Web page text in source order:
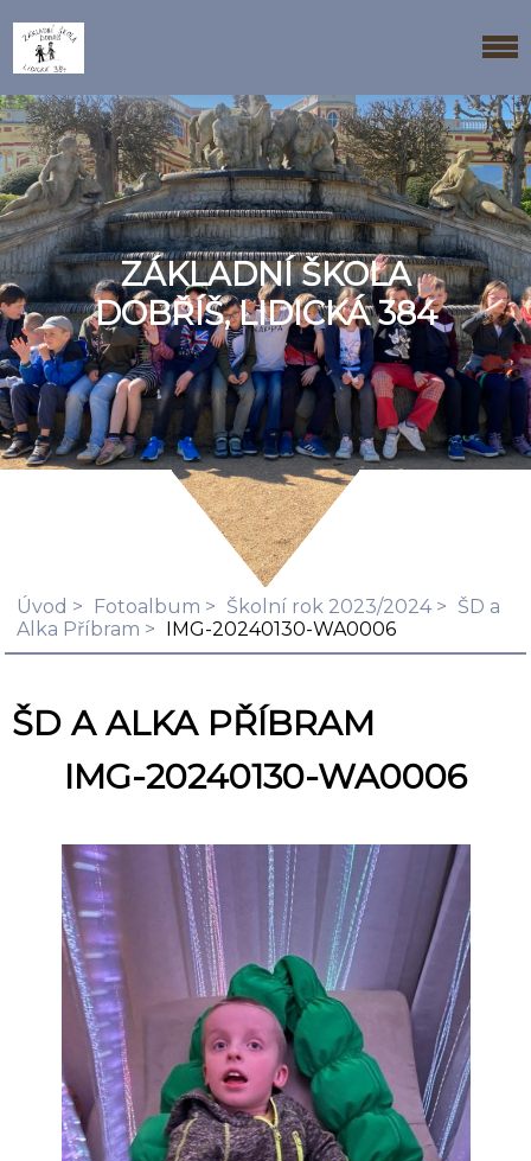
ZÁKLADNÍ ŠKOLA
DOBŘÍŠ, LIDICKÁ 384
Úvod Fotoalbum Školní rok 2023/2024
ŠD a
Alka Příbram
IMG-20240130-WA0006
ŠD A ALKA PŘÍBRAM
IMG-20240130-WA0006